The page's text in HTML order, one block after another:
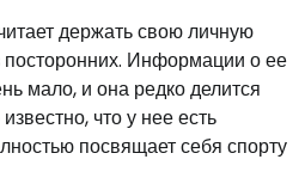
держать свою личную
посторонних. Информации о ее
мало, и она редко делится
что у нее есть
посвящает себя спорту